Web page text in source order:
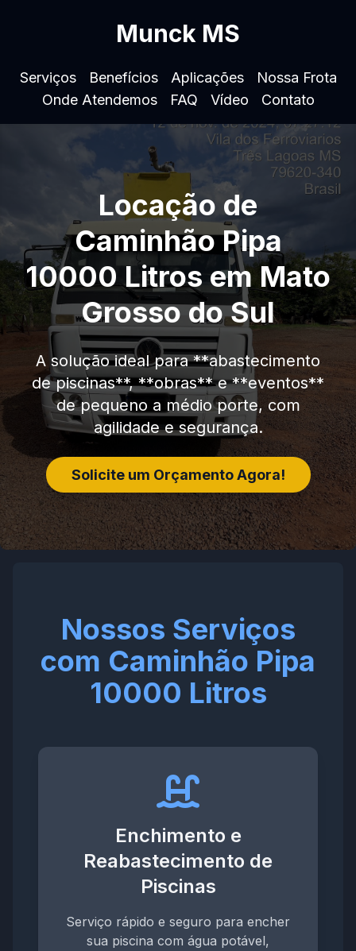
Munck MS
Serviços Benefícios Aplicações
Nossa Frota
Onde Atendemos
FAQ Vídeo Contato
Locação de
Caminhão Pipa
10000 Litros em Mato
Grosso do Sul
A solução ideal para **abastecimento
de piscinas**, **obras** e **eventos**
de pequeno a médio porte, com
agilidade e segurança.
Solicite um Orçamento Agora!
Nossos Serviços
com Caminhão Pipa
10000 Litros
Enchimento e
Reabastecimento de
Piscinas
Serviço rápido e seguro para encher
sua piscina com água potável,